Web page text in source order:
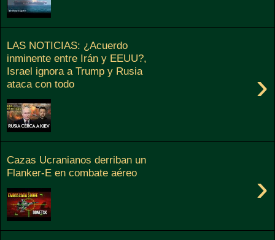
LAS NOTICIAS: ¿Acuerdo
inminente entre Irán y EEUU?,
Israel ignora a Trump y Rusia
ataca con todo
›
Cazas Ucranianos derriban un
Flanker-E en combate aéreo
›